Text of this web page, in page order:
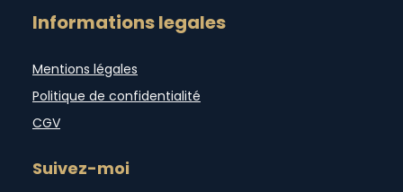
Informations legales
Mentions légales
Politique de confidentialité
CGV
Suivez-moi